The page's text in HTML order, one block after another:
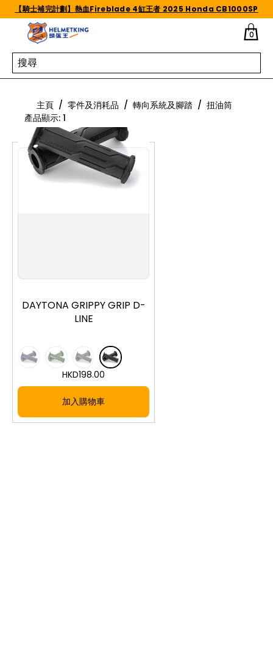
Skip to content
【騎士補完計劃】熱血Fireblade 4缸王者 2025 Honda CB1000SP
0
扭油筒主頁 / 零件及消耗品 / 轉向系統及腳踏 / 扭油筒
產品顯示: 1
DAYTONA GRIPPY GRIP D-
LINE
HKD198.00
加入購物車